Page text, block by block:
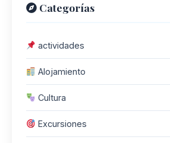
Categorías
actividades
Alojamiento
Cultura
Excursiones